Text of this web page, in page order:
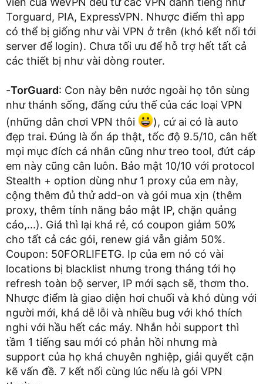
Torguard, PIA, ExpressVPN. Nhược điểm thì app
có thể bị giống như vài VPN ở trên (khó kết nối tới
server để login). Chưa tối ưu để hỗ trợ hết tất cả
các thiết bị như vài dòng router.
-TorGuard: Con này bên nước ngoài họ tôn sùng
như thánh sống, đấng cứu thế của các loại VPN
(những dân chơi VPN thôi
), cứ ai có là auto
đẹp trai. Đúng là ổn áp thật, tốc độ 9.5/10, cân hết
mọi mục đích cá nhân cũng như treo tool, đứt cáp
em này cũng cân luôn. Bảo mật 10/10 với protocol
Stealth + option dùng như 1 proxy của em này,
cộng thêm đủ thử add-on và gói mua xịn (thêm
proxy, thêm tính năng bảo mật IP, chặn quảng
cáo,...). Giá thì lại khá rẻ, có coupon giảm 50%
cho tất cả các gói, renew giá vẫn giảm 50%.
Coupon: 50FORLIFETG. Ip của em nó có vài
locations bị blacklist nhưng trong tháng tới họ
refresh toàn bộ server, IP mới sạch sẽ, thơm tho.
Nhược điểm là giao diện hơi chuối và khó dùng với
người mới, khá dễ lỗi và nhiều bug với khó thích
nghi với hầu hết các máy. Nhắn hỏi support thì
tầm 1 tiếng sau mới có phản hồi nhưng mà
support của họ khá chuyên nghiệp, giải quyết cặn
kẽ vấn đề. 7 kết nối cùng lúc nếu là gói VPN